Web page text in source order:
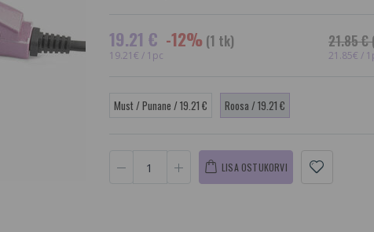
19.21 € -12% (1 tk)
19.21€ / 1pc
21.85 €
21.85€ /
Must / Punane / 19.21 € Roosa / 19.21 €
LISA OSTUKORVI